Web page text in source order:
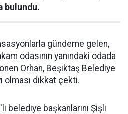
bulundu.
gündeme gelen,
odasının yanındaki odada
Orhan, Beşiktaş Belediye
olması dikkat çekti.
belediye başkanlarını Şişli